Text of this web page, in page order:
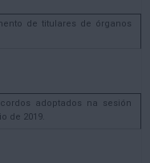
de titulares de órganos
adoptados na sesión
de 2019.